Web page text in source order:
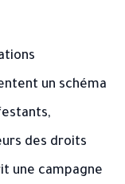
un schéma
des droits
une campagne